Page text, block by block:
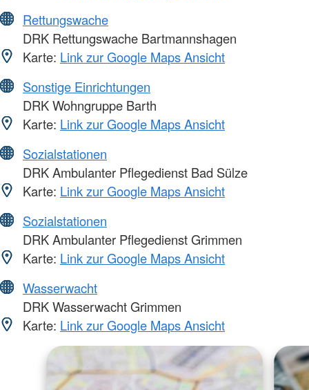
Rettungswache
DRK Rettungswache Bartmannshagen
Karte: Link zur Google Maps Ansicht
Sonstige Einrichtungen
DRK Wohngruppe Barth
Karte: Link zur Google Maps Ansicht
Sozialstationen
DRK Ambulanter Pflegedienst Bad Sülze
Karte: Link zur Google Maps Ansicht
Sozialstationen
DRK Ambulanter Pflegedienst Grimmen
Karte: Link zur Google Maps Ansicht
Wasserwacht
DRK Wasserwacht Grimmen
Karte: Link zur Google Maps Ansicht